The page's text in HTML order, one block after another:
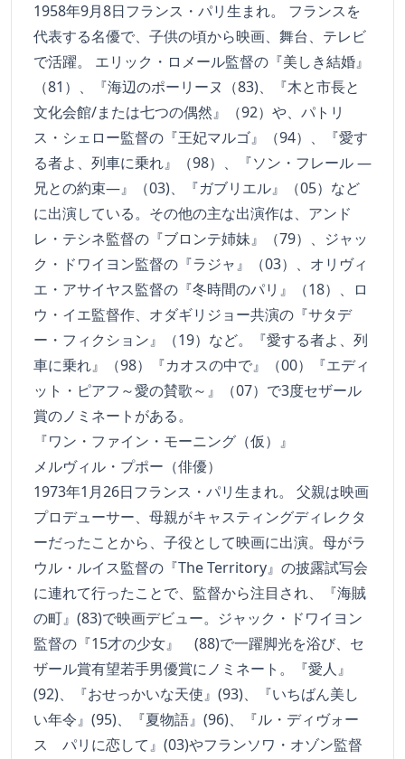
1958年9月8日フランス・パリ生まれ。 フランスを
代表する名優で、子供の頃から映画、舞台、テレビ
で活躍。 エリック・ロメール監督の『美しき結婚』
（81）、『海辺のポーリーヌ（83)、『木と市長と
文化会館/または七つの偶然』（92）や、パトリ
ス・シェロー監督の『王妃マルゴ』（94）、『愛す
る者よ、列車に乗れ』（98）、『ソン・フレール ―
兄との約束―』（03)、『ガブリエル』（05）など
に出演している。その他の主な出演作は、アンド
レ・テシネ監督の『ブロンテ姉妹』（79）、ジャッ
ク・ドワイヨン監督の『ラジャ』（03）、オリヴィ
エ・アサイヤス監督の『冬時間のパリ』（18）、ロ
ウ・イエ監督作、オダギリジョー共演の『サタデ
ー・フィクション』（19）など。『愛する者よ、列
車に乗れ』（98）『カオスの中で』（00）『エディ
ット・ピアフ～愛の賛歌～』（07）で3度セザール
賞のノミネートがある。
『ワン・ファイン・モーニング（仮）』
メルヴィル・プポー（俳優）
1973年1月26日フランス・パリ生まれ。 父親は映画
プロデューサー、母親がキャスティングディレクタ
ーだったことから、子役として映画に出演。母がラ
ウル・ルイス監督の『The Territory』の披露試写会
に連れて行ったことで、監督から注目され、『海賊
の町』(83)で映画デビュー。ジャック・ドワイヨン
監督の『15才の少女』 (88)で一躍脚光を浴び、セ
ザール賞有望若手男優賞にノミネート。『愛人』
(92)、『おせっかいな天使』(93)、『いちばん美し
い年令』(95)、『夏物語』(96)、『ル・ディヴォー
ス パリに恋して』(03)やフランソワ・オゾン監督